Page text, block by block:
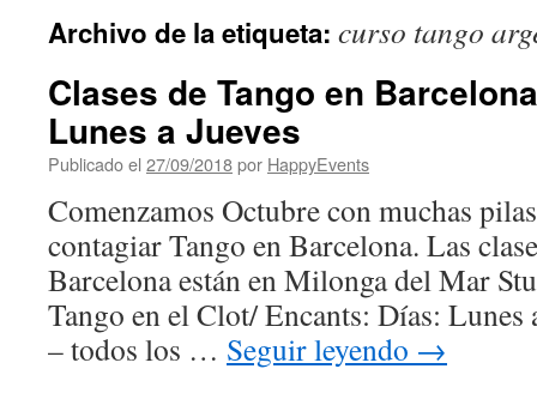
Archivo de la etiqueta: curso tango
Clases de Tango en
Lunes a Jueves
Publicado el 27/09/2018por HappyEvents
Comenzamos Octubre con muchas
contagiar Tango en Barcelona. Las
Barcelona están en Milonga del Mar
Tango en el Clot/ Encants: Días: Lunes
– todos los … Seguir leyendo →